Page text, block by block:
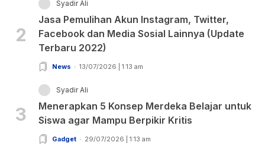
2
Syadir Ali
Jasa Pemulihan Akun Instagram, Twitter,
Facebook dan Media Sosial Lainnya (Update
Terbaru 2022)
News 13/07/2026 | 1:13 am
3
Syadir Ali
Menerapkan 5 Konsep Merdeka Belajar untuk
Siswa agar Mampu Berpikir Kritis
Gadget 29/07/2026 | 1:13 am